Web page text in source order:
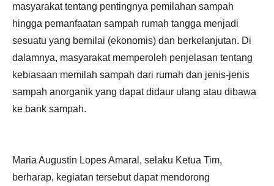
masyarakat tentang pentingnya pemilahan sampah
hingga pemanfaatan sampah rumah tangga menjadi
sesuatu yang bernilai (ekonomis) dan berkelanjutan. Di
dalamnya, masyarakat memperoleh penjelasan tentang
kebiasaan memilah sampah dari rumah dan jenis-jenis
sampah anorganik yang dapat didaur ulang atau dibawa
ke bank sampah.
Maria Augustin Lopes Amaral, selaku Ketua Tim,
berharap, kegiatan tersebut dapat mendorong